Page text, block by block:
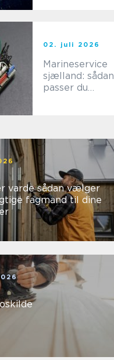
02. juli 2026
Marineservice
sjælland: sådan
passer du
sådan vælger
fagmand til dine